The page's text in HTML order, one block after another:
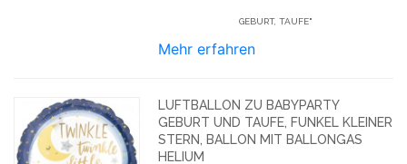
GEBURT, TAUFE"
Mehr erfahren
LUFTBALLON ZU BABYPARTY
GEBURT UND TAUFE, FUNKEL KLEINER
STERN, BALLON MIT BALLONGAS
HELIUM